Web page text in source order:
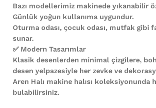
Bazı modellerimiz makinede yıkanabilir
Günlük yoğun kullanıma uygundur.
Oturma odası, çocuk odası, mutfak gibi
sunar.
✅ Modern Tasarımlar
Klasik desenlerden minimal çizgilere,
desen yelpazesiyle her zevke ve
Aren Halı makine halısı koleksiyonunda
bulabilirsiniz.